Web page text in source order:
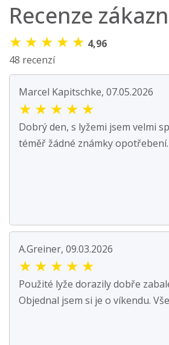
Recenze
★ ★ ★ ★ ★ 4,96
48 recenzí
Marcel Kapitschke, 07.05.2026
★ ★ ★ ★ ★
Dobrý den, s lyžemi jsem velmi
téměř žádné známky opotřebení.
A.Greiner, 09.03.2026
★ ★ ★ ★ ★
Použité lyže dorazily dobře
Objednal jsem si je o víkendu.